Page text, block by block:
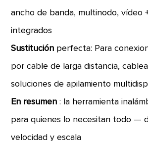
ancho de banda, multinodo, vídeo
integrados
Sustitución perfecta: Para
por cable de larga distancia,
soluciones de apilamiento
En resumen: la herramienta
para quienes lo necesitan todo —
velocidad y escala